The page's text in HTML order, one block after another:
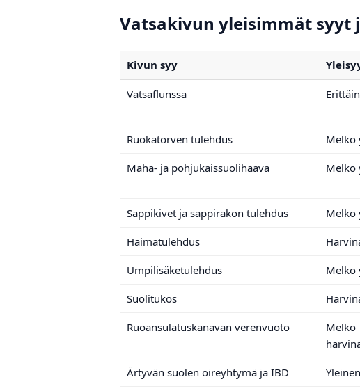
Vatsakivun yleisimmät syyt
Kivun syy
Vatsaflunssa
Ruokatorven tulehdus Melko
Maha- ja pohjukaissuolihaava Melko
Sappikivet ja sappirakon tulehdus Melko
Haimatulehdus
Umpilisäketulehdus Melko
Suolitukos
Ruoansulatuskanavan verenvuoto
Melko
Ärtyvän suolen oireyhtymä ja IBD Yleinen